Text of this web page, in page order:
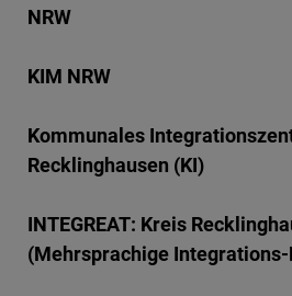
NRW
KIM NRW
Kommunales
Recklinghausen (KI)
INTEGREAT: Kreis
(Mehrsprachige